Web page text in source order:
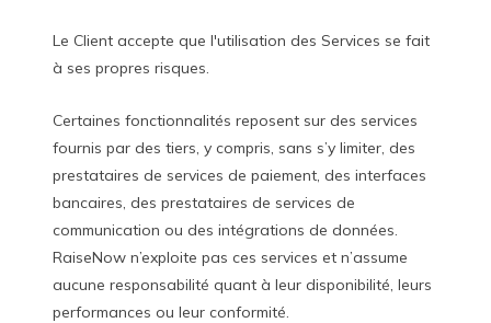
Le Client accepte que l'utilisation des Services se fait
à ses propres risques.
Certaines fonctionnalités reposent sur des services
fournis par des tiers, y compris, sans s’y limiter, des
prestataires de services de paiement, des interfaces
bancaires, des prestataires de services de
communication ou des intégrations de données.
RaiseNow n’exploite pas ces services et n’assume
aucune responsabilité quant à leur disponibilité, leurs
performances ou leur conformité.